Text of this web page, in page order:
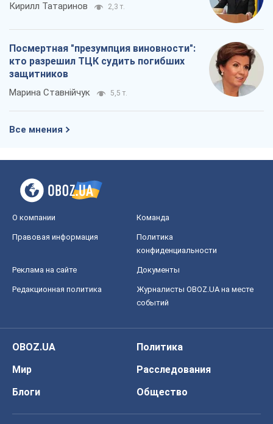
Кирилл Татаринов 2,3 т.
Посмертная "презумпция виновности":
кто разрешил ТЦК судить погибших
защитников
Марина Ставнійчук 5,5 т.
Все мнения
О компании Команда
Правовая информация
Политика
конфиденциальности
Реклама на сайте Документы
Редакционная политика
Журналисты OBOZ.UA на месте
событий
OBOZ.UA
Политика
Мир
Расследования
Блоги
Общество